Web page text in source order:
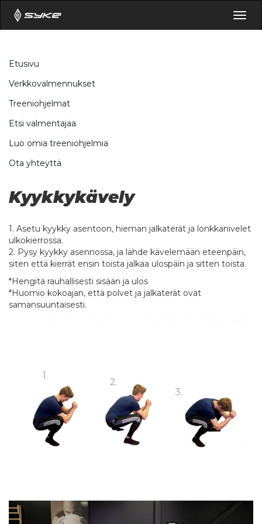
Etusivu
Verkkovalmennukset
Treeniohjelmat
Etsi valmentajaa
Luo omia treeniohjelmia
Ota yhteyttä
Kyykkykävely
1. Asetu kyykky asentoon, hieman jalkaterät ja lonkkanivelet
ulkokierrossa.
2. Pysy kyykky asennossa, ja lähde kävelemään eteenpäin,
siten että kierrät ensin toista jalkaa ulospäin ja sitten toista.
*Hengitä rauhallisesti sisään ja ulos
*Huomio kokoajan, että polvet ja jalkaterät ovat
samansuuntaisesti.